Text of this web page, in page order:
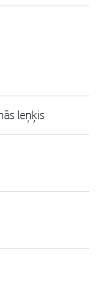
leņķis